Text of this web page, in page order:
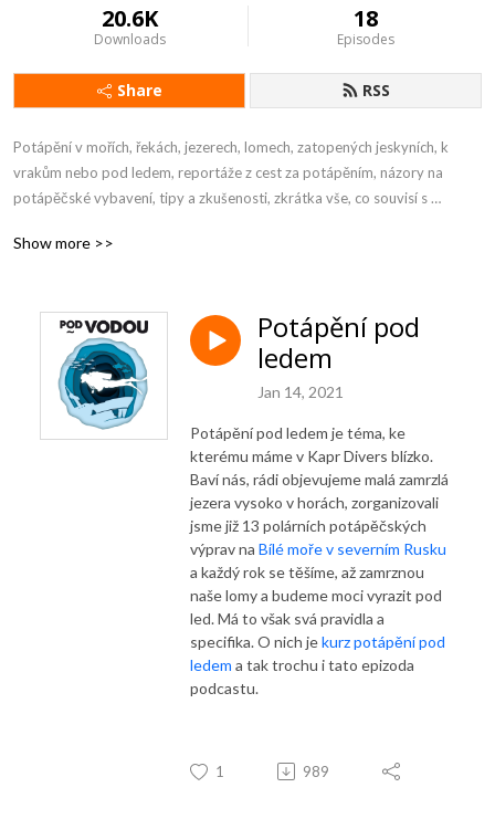
20.6K
Downloads
18
Episodes
Share RSS
Potápění v mořích, řekách, jezerech, lomech, zatopených jeskyních, k
vrakům nebo pod ledem, reportáže z cest za potápěním, názory na
potápěčské vybavení, tipy a zkušenosti, zkrátka vše, co souvisí s
Podcast Petra Slezáka, Kapr Divers.
Show more >>
Potápění pod
ledem
Jan 14, 2021
Potápění pod ledem je téma, ke
kterému máme v Kapr Divers blízko.
Baví nás, rádi objevujeme malá zamrzlá
jezera vysoko v horách, zorganizovali
jsme již 13 polárních potápěčských
výprav na Bílé moře v severním Rusku
a každý rok se těšíme, až zamrznou
naše lomy a budeme moci vyrazit pod
led. Má to však svá pravidla a
specifika. O nich jekurz potápění pod
ledem a tak trochu i tato epizoda
podcastu.
1 989